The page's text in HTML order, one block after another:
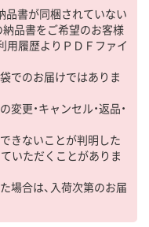
品書が同梱されていない
品書をご希望のお客様
用履歴よりＰＤＦファイ
でのお届けではありま
更・キャンセル・返品・
きないことが判明した
いただくことがありま
場合は、入荷次第のお届